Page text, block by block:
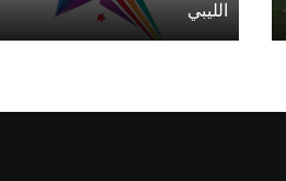
الليبي